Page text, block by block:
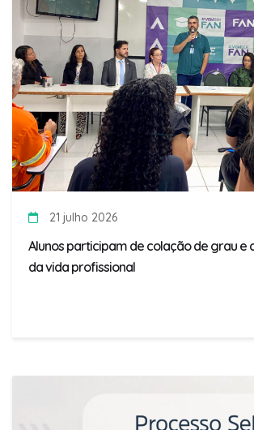
21 julho 2026
Alunos participam de colação de grau e
da vida profissional